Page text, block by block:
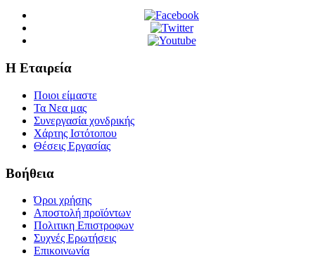
Η Εταιρεία
Ποιοι είμαστε
Τα Νεα μας
Συνεργασία χονδρικής
Χάρτης Ιστότοπου
Θέσεις Εργασίας
Βοήθεια
Όροι χρήσης
Αποστολή προϊόντων
Πολιτικη Επιστροφων
Συχνές Ερωτήσεις
Επικοινωνία